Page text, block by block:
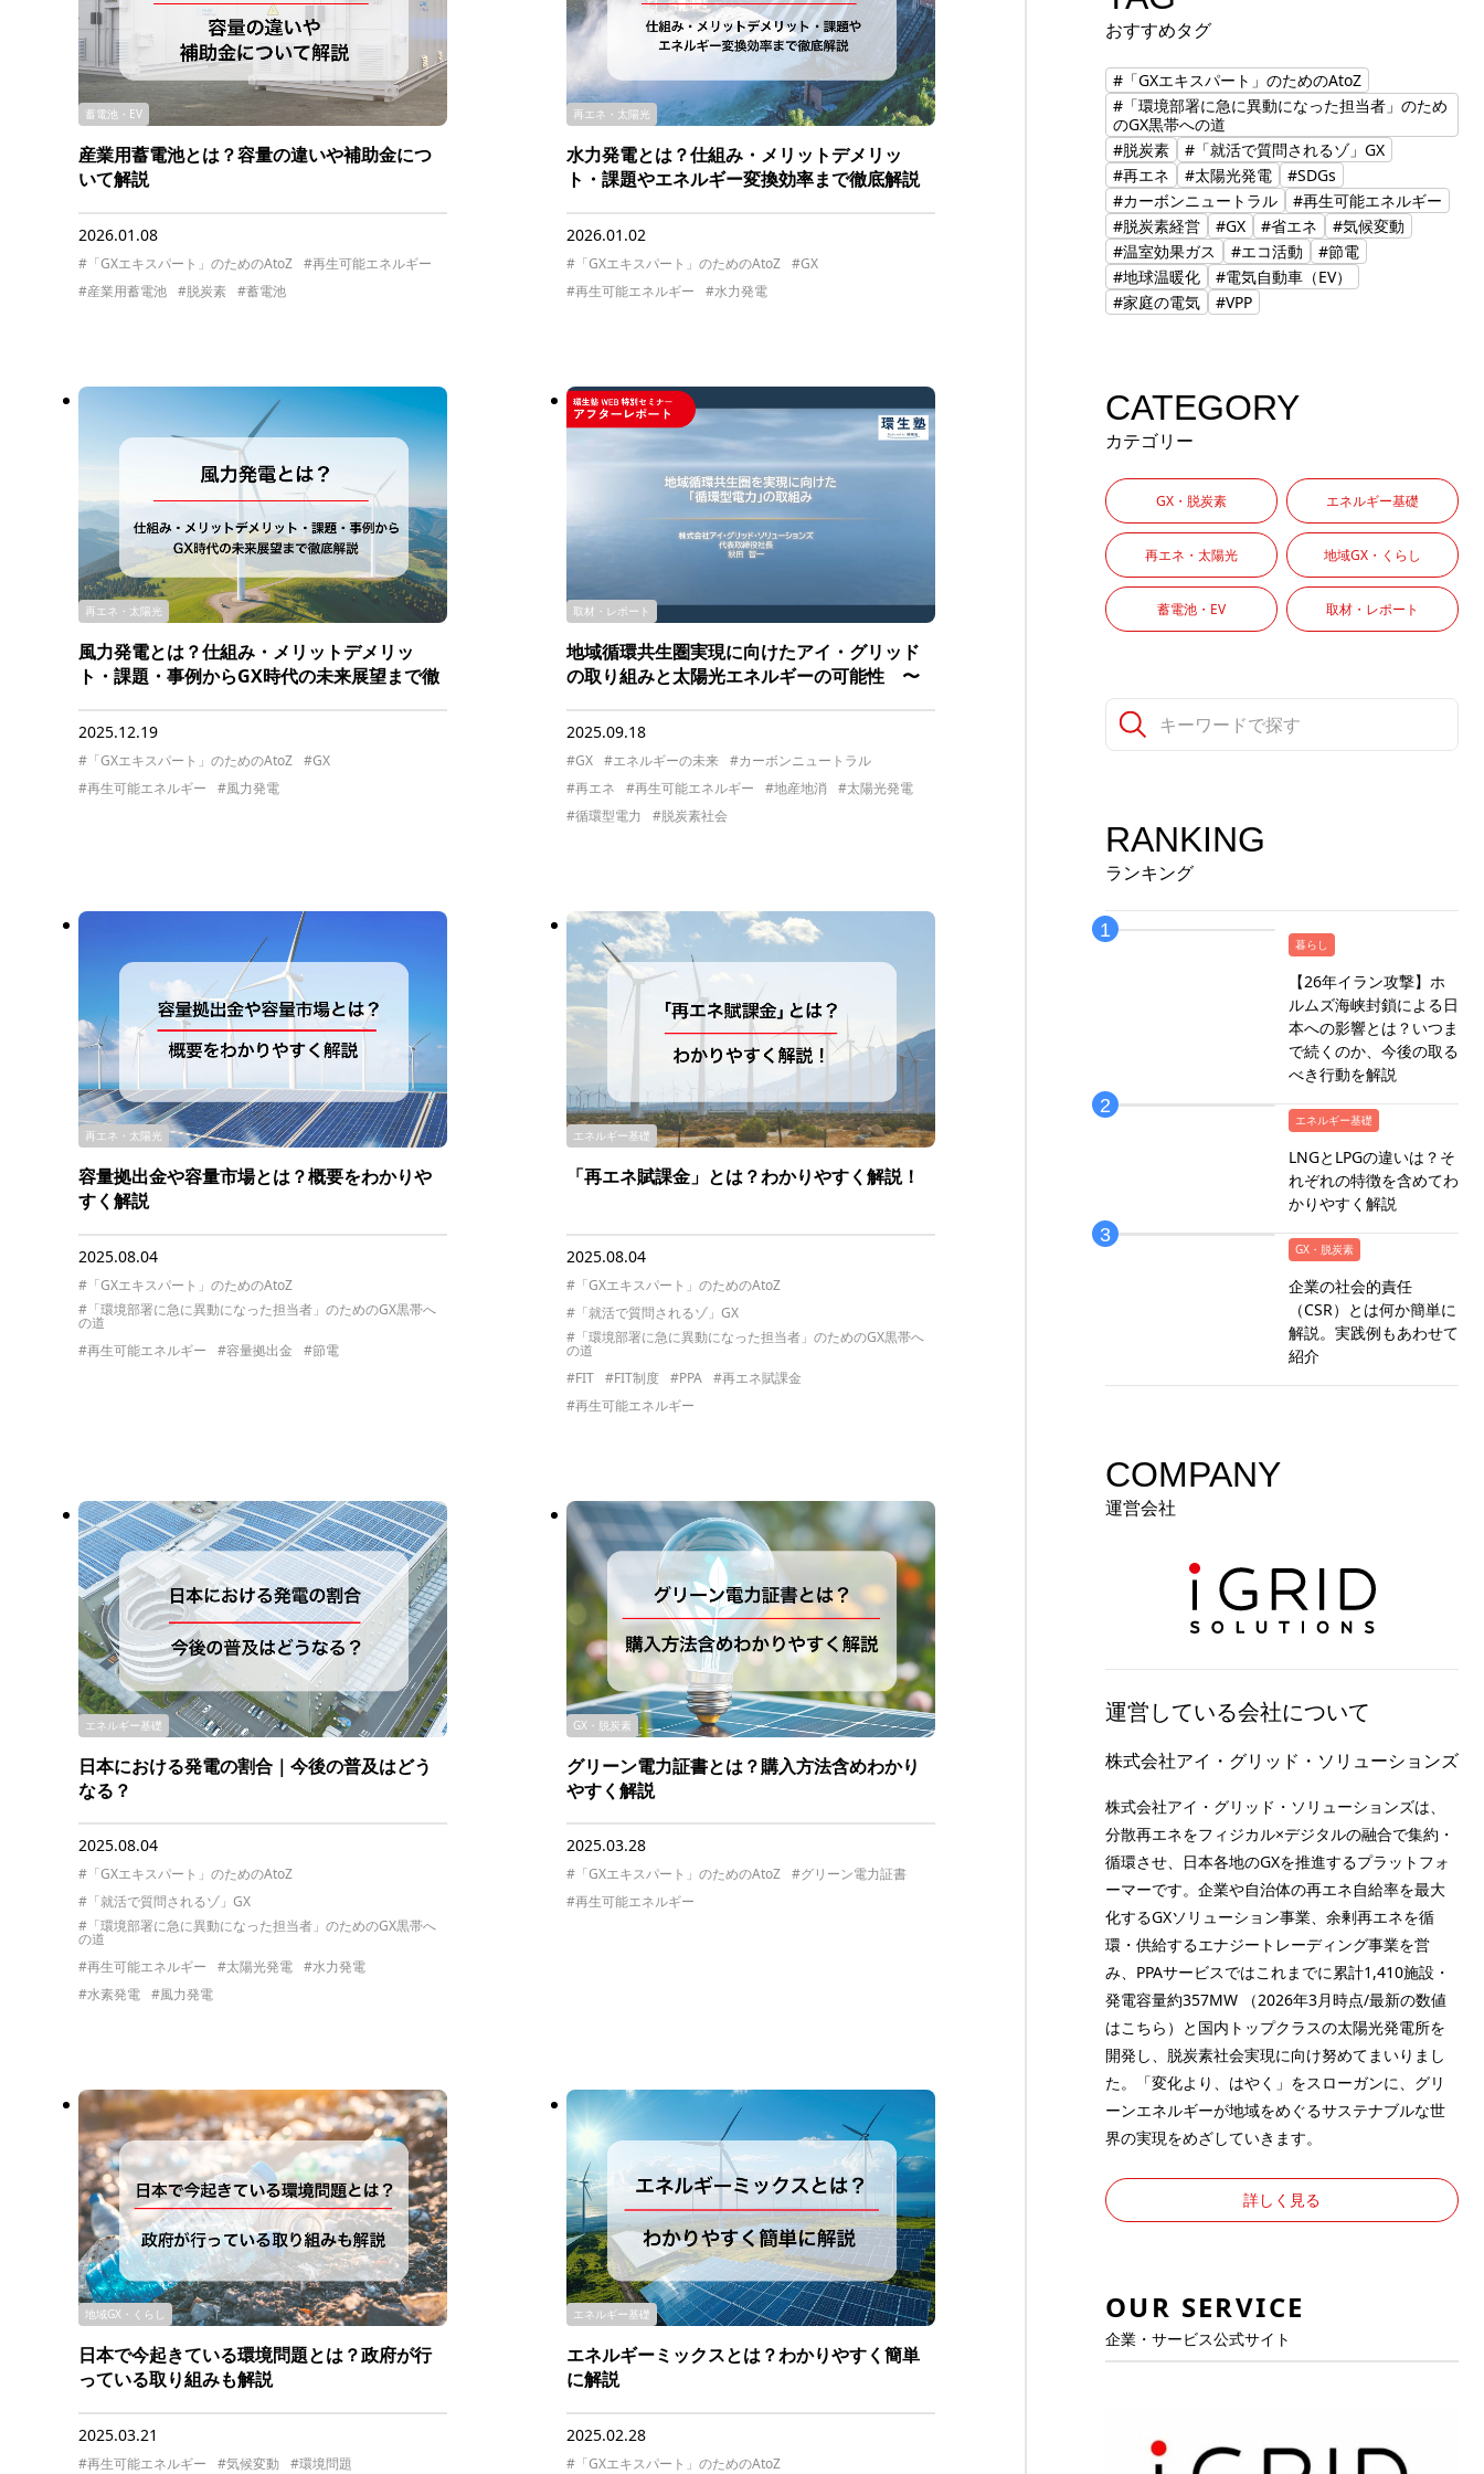
蓄電池・EV
産業用蓄電池とは？容量の違いや補助金につ
いて解説
2026.01.08
#「GXエキスパート」のためのAtoZ
#再生可能エネルギー
#産業用蓄電池
#脱炭素 #蓄電池
再エネ・太陽光
水力発電とは？仕組み・メリットデメリッ
ト・課題やエネルギー変換効率まで徹底解説
2026.01.02
#「GXエキスパート」のためのAtoZ
#GX
#再生可能エネルギー
#水力発電
再エネ・太陽光
風力発電とは？仕組み・メリットデメリッ
ト・課題・事例からGX時代の未来展望まで徹
2025.12.19
#「GXエキスパート」のためのAtoZ
#GX
#再生可能エネルギー
#風力発電
取材・レポート
地域循環共生圏実現に向けたアイ・グリッド
の取り組みと太陽光エネルギーの可能性 〜
2025.09.18
#GX #エネルギーの未来
#カーボンニュートラル
#再エネ
#再生可能エネルギー #地産地消
#太陽光発電
#循環型電力
#脱炭素社会
再エネ・太陽光
容量拠出金や容量市場とは？概要をわかりや
すく解説
2025.08.04
#「GXエキスパート」のためのAtoZ
#「環境部署に急に異動になった担当者」のためのGX黒帯へ
の道
#再生可能エネルギー
#容量拠出金 #節電
エネルギー基礎
「再エネ賦課金」とは？わかりやすく解説！
2025.08.04
#「GXエキスパート」のためのAtoZ
#「就活で質問されるゾ」GX
#「環境部署に急に異動になった担当者」のためのGX黒帯へ
の道
#FIT
#FIT制度 #PPA
#再エネ賦課金
#再生可能エネルギー
エネルギー基礎
日本における発電の割合｜今後の普及はどう
なる？
2025.08.04
#「GXエキスパート」のためのAtoZ
#「就活で質問されるゾ」GX
#「環境部署に急に異動になった担当者」のためのGX黒帯へ
の道
#再生可能エネルギー
#太陽光発電
#水力発電
#水素発電
#風力発電
GX・脱炭素
グリーン電力証書とは？購入方法含めわかり
やすく解説
2025.03.28
#「GXエキスパート」のためのAtoZ
#グリーン電力証書
#再生可能エネルギー
地域GX・くらし
日本で今起きている環境問題とは？政府が行
っている取り組みも解説
2025.03.21
#再生可能エネルギー #気候変動 #環境問題
エネルギー基礎
エネルギーミックスとは？わかりやすく簡単
に解説
2025.02.28
#「GXエキスパート」のためのAtoZ
おすすめタグ
#「GXエキスパート」のためのAtoZ
#「環境部署に急に異動になった担当者」のため
のGX黒帯への道
#脱炭素
#「就活で質問されるゾ」GX
#再エネ
#太陽光発電
#SDGs
#カーボンニュートラル
#再生可能エネルギー
#脱炭素経営
#GX #省エネ
#気候変動
#温室効果ガス
#エコ活動
#節電
#地球温暖化
#電気自動車（EV）
#家庭の電気
#VPP
CATEGORY
カテゴリー
GX・脱炭素 エネルギー基礎
再エネ・太陽光 地域GX・くらし
蓄電池・EV 取材・レポート
RANKING
ランキング
暮らし
【26年イラン攻撃】ホ
ルムズ海峡封鎖による日
本への影響とは？いつま
で続くのか、今後の取る
べき行動を解説
エネルギー基礎
LNGとLPGの違いは？そ
れぞれの特徴を含めてわ
かりやすく解説
GX・脱炭素
企業の社会的責任
（CSR）とは何か簡単に
解説。実践例もあわせて
紹介
COMPANY
運営会社
運営している会社について
株式会社アイ・グリッド・ソリューションズ
株式会社アイ・グリッド・ソリューションズは、
分散再エネをフィジカル×デジタルの融合で集約・
循環させ、日本各地のGXを推進するプラットフォ
ーマーです。企業や自治体の再エネ自給率を最大
化するGXソリューション事業、余剰再エネを循
環・供給するエナジートレーディング事業を営
み、PPAサービスではこれまでに累計1,410施設・
発電容量約357MW （2026年3月時点/最新の数値
はこちら ）と国内トップクラスの太陽光発電所を
開発し、脱炭素社会実現に向け努めてまいりまし
た。「変化より、はやく」をスローガンに、グリ
ーンエネルギーが地域をめぐるサステナブルな世
界の実現をめざしていきます。
詳しく見る
OUR SERVICE
企業・サービス公式サイト